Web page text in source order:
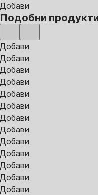
Добави
Подобни продукти
Добави
Добави
Добави
Добави
Добави
Добави
Добави
Добави
Добави
Добави
Добави
Добави
Добави